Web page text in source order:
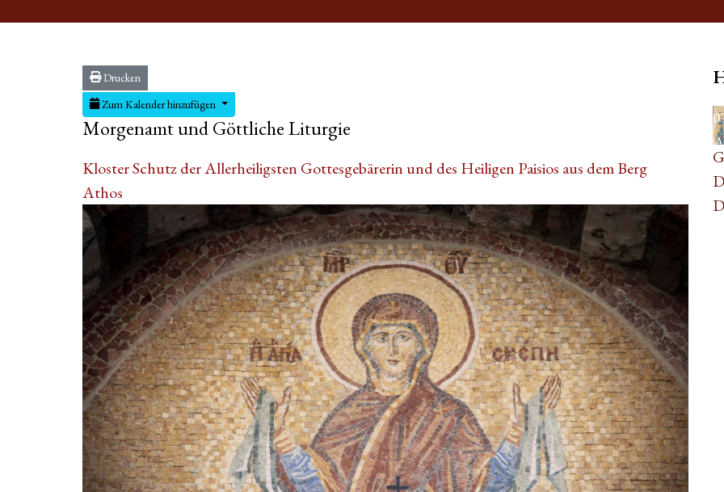
Drucken
Zum Kalender hinzufügen
Morgenamt und Göttliche Liturgie
Kloster Schutz der Allerheiligsten Gottesgebärerin und des Heiligen Paisios aus dem Berg
Athos